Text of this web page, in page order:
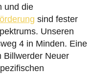
und die
sind fester
Unseren
4 in Minden. Eine
Billwerder Neuer